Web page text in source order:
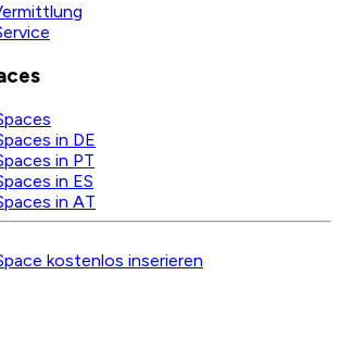
in DE
in PT
in ES
in AT
kostenlos inserieren